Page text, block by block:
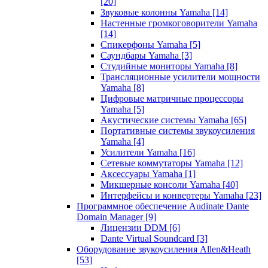
Звуковые колонны Yamaha [14]
Настенные громкоговорители Yamaha
[14]
Спикерфоны Yamaha [5]
Саундбары Yamaha [3]
Студийные мониторы Yamaha [8]
Трансляционные усилители мощности
Yamaha [8]
Цифровые матричные процессоры
Yamaha [5]
Акустические системы Yamaha [65]
Портативные системы звукоусиления
Yamaha [4]
Усилители Yamaha [16]
Сетевые коммутаторы Yamaha [12]
Аксессуары Yamaha [1]
Микшерные консоли Yamaha [40]
Интерфейсы и конвертеры Yamaha [23]
Программное обеспечение Audinate Dante
Domain Manager [9]
Лицензии DDM [6]
Dante Virtual Soundcard [3]
Оборудование звукоусиления Allen&Heath
[53]